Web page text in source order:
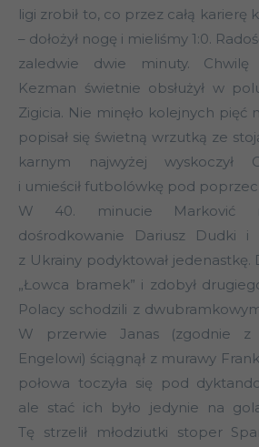
ligi zrobił to, co przez całą karierę
– dołożył nogę i mieliśmy 1:0.
zaledwie dwie minuty. Chwilę
Kezman świetnie obsłużył w
Zigicia. Nie minęło kolejnych pięć
popisał się świetną wrzutką ze
karnym najwyżej wyskoczył
i umieścił futbolówkę pod
W 40. minucie Marković
dośrodkowanie Dariusz Dudki i
z Ukrainy podyktował jedenastkę.
„Łowca bramek” i zdobył
Polacy schodzili z
W przerwie Janas (zgodnie z
Engelowi) ściągnął z murawy
połowa toczyła się pod
ale stać ich było jedynie na
Tę strzelił młodziutki stoper